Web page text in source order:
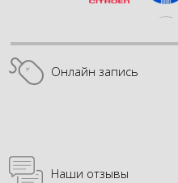
Онлайн запись
Наши отзывы